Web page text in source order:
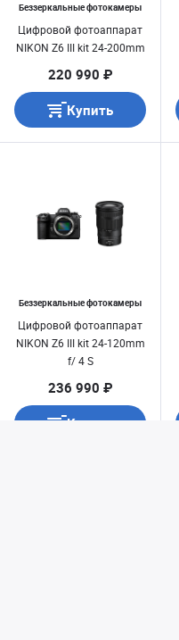
Беззеркальные фотокамеры
Цифровой фотоаппарат
NIKON Z6 III kit 24-200mm
220 990 ₽
Купить
Беззеркальные фотокамеры
Цифровой фотоаппарат
NIKON Z6 III kit 24-120mm
f/ 4 S
236 990 ₽
Купить